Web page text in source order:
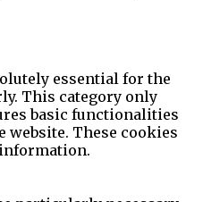
essential for the
This category only
basic functionalities
website. These cookies